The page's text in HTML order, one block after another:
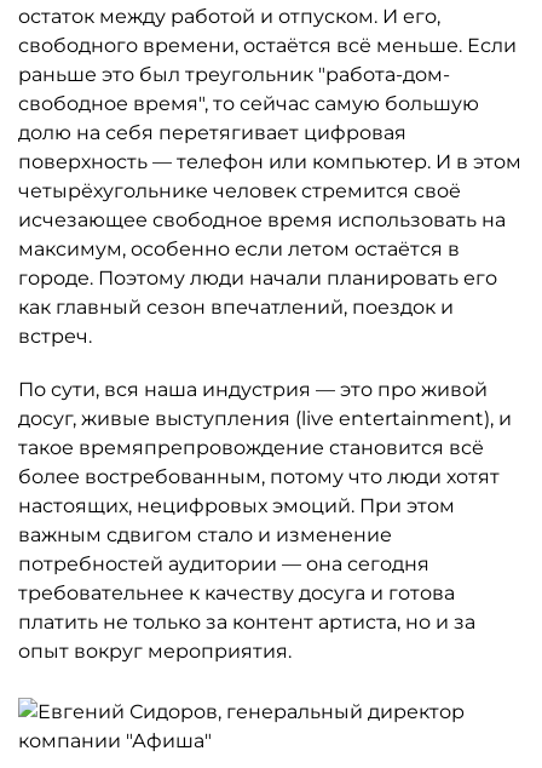
остаток между работой и отпуском. И его,
свободного времени, остаётся всё меньше. Если
раньше это был треугольник "работа-дом-
свободное время", то сейчас самую большую
долю на себя перетягивает цифровая
поверхность — телефон или компьютер. И в этом
четырёхугольнике человек стремится своё
исчезающее свободное время использовать на
максимум, особенно если летом остаётся в
городе. Поэтому люди начали планировать его
как главный сезон впечатлений, поездок и
встреч.
По сути, вся наша индустрия — это про живой
досуг, живые выступления (live entertainment), и
такое времяпрепровождение становится всё
более востребованным, потому что люди хотят
настоящих, нецифровых эмоций. При этом
важным сдвигом стало и изменение
потребностей аудитории — она сегодня
требовательнее к качеству досуга и готова
платить не только за контент артиста, но и за
опыт вокруг мероприятия.